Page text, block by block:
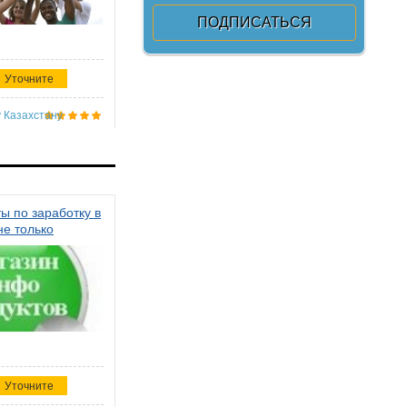
Уточните
Казахстану
по заработку в
только
Уточните